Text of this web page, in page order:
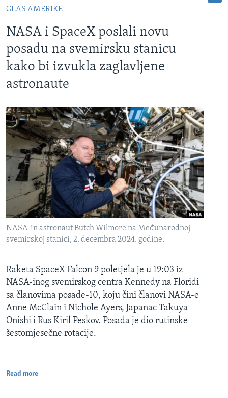
GLAS AMERIKE
NASA i SpaceX poslali novu
posadu na svemirsku stanicu
kako bi izvukla zaglavljene
astronaute
NASA-in astronaut Butch Wilmore na Međunarodnoj
svemirskoj stanici, 2. decembra 2024. godine.
Raketa SpaceX Falcon 9 poletjela je u 19:03 iz
NASA-inog svemirskog centra Kennedy na Floridi
sa članovima posade-10, koju čini članovi NASA-e
Anne McClain i Nichole Ayers, Japanac Takuya
Onishi i Rus Kiril Peskov. Posada je dio rutinske
šestomjesečne rotacije.
Read more